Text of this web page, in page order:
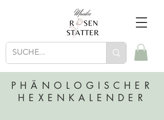
PHÄNOLOGISCHER
HEXENKALENDER